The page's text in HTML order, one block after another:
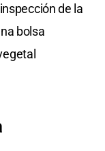
de la
bolsa